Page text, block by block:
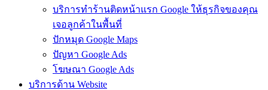
บริการทำร้านติดหน้าแรก Google ให้ธุรกิจของคุณ
เจอลูกค้าในพื้นที่
ปักหมุด Google Maps
ปัญหา Google Ads
โฆษณา Google Ads
บริการด้าน Website